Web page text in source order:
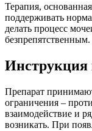
Терапия,
поддерживать
делать процесс
безпрепятственным.
Препарат
ограничения –
взаимодействие и
возникать. При